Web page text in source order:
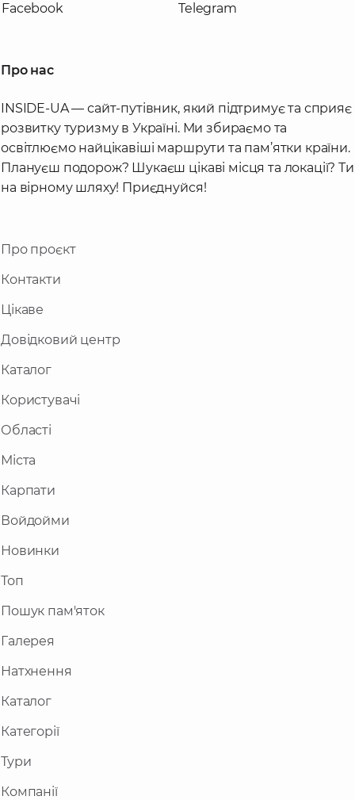
Facebook
Telegram
Про нас
INSIDE-UA — сайт-путівник, який підтримує та сприяє
розвитку туризму в Україні. Ми збираємо та
освітлюємо найцікавіші маршрути та пам’ятки країни.
Плануєш подорож? Шукаєш цікаві місця та локації? Ти
на вірному шляху! Приєднуйся!
Про проєкт
Контакти
Цікаве
Довідковий центр
Каталог
Користувачі
Області
Міста
Карпати
Войдойми
Новинки
Топ
Пошук пам'яток
Галерея
Натхнення
Каталог
Категорії
Тури
Компанії